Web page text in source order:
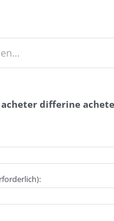
differine